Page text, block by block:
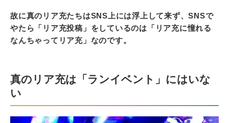
故に真のリア充たちはSNS上には浮上して来ず、SNSで
やたら「リア充投稿」をしているのは「リア充に憧れる
なんちゃってリア充」なのです。
真のリア充は「ランイベント」にはいな
い